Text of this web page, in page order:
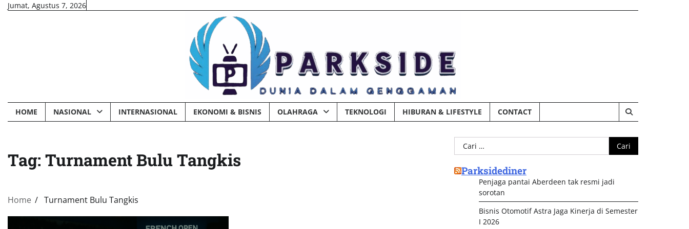
SkipJumat, Agustus 7, 2026
HOME NASIONAL INTERNASIONAL EKONOMI & BISNIS OLAHRAGA TEKNOLOGI HIBURAN & LIFESTYLE CONTACT
Tag: Turnament Bulu Tangkis
Home Turnament Bulu Tangkis
Cari
untuk:
Parksidediner
Penjaga pantai Aberdeen tak resmi jadi
sorotan
Bisnis Otomotif Astra Jaga Kinerja di Semester
I 2026